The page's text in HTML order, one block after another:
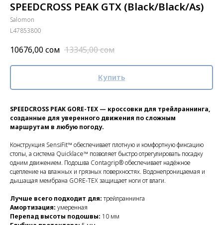
SPEEDCROSS PEAK GTX (Black/Black/As)
Salomon
L47853800
10676,00сом 13345,00сом
Купить
SPEEDCROSS PEAK GORE-TEX — кроссовки для трейлраннинга,
созданные для уверенного движения по сложным
маршрутам в любую погоду.
Конструкция SensiFit™ обеспечивает плотную и комфортную фиксацию
стопы, а система Quicklace™ позволяет быстро отрегулировать посадку
одним движением. Подошва Contagrip® обеспечивает надёжное
сцепление на влажных и грязных поверхностях. Водонепроницаемая и
дышащая мембрана GORE-TEX защищает ноги от влаги.
Лучше всего подходит для: трейлраннинга
Амортизация: умеренная
Перепад высоты подошвы: 10 мм